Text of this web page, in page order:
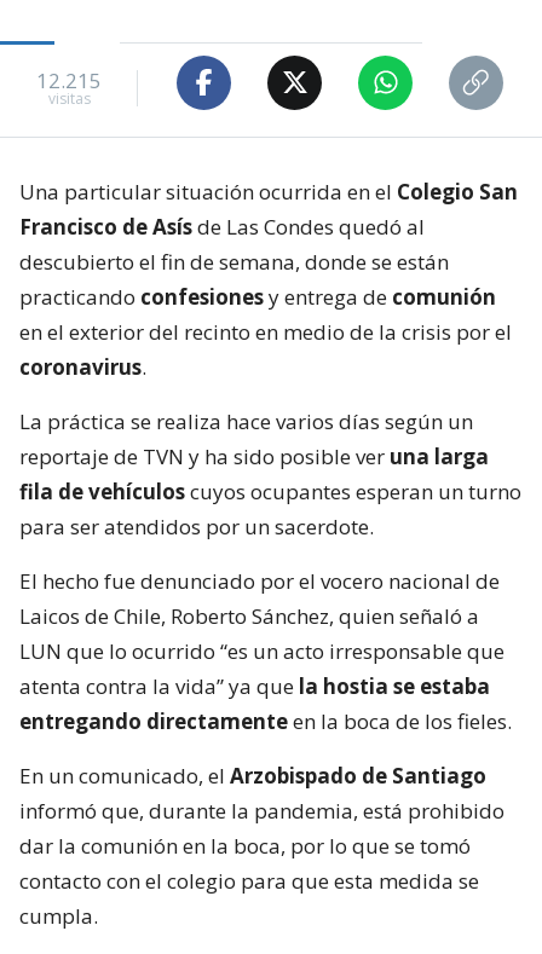
12.215
visitas
Una particular situación ocurrida en el Colegio San
Francisco de Asísde Las Condes quedó al
descubierto el fin de semana, donde se están
practicando confesionesy entrega de comunión
en el exterior del recinto en medio de la crisis por el
coronavirus.
La práctica se realiza hace varios días según un
reportaje de TVN y ha sido posible ver una larga
fila de vehículoscuyos ocupantes esperan un turno
para ser atendidos por un sacerdote.
El hecho fue denunciado por el vocero nacional de
Laicos de Chile, Roberto Sánchez, quien señaló a
LUN que lo ocurrido “es un acto irresponsable que
atenta contra la vida” ya que la hostia se estaba
entregando directamenteen la boca de los fieles.
En un comunicado, el Arzobispado de Santiago
informó que, durante la pandemia, está prohibido
dar la comunión en la boca, por lo que se tomó
contacto con el colegio para que esta medida se
cumpla.